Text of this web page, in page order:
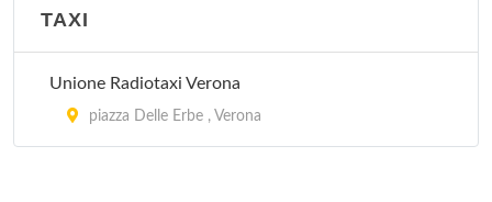
TAXI
Unione Radiotaxi Verona
piazza Delle Erbe , Verona